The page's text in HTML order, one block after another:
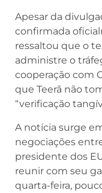
Apesar da
confirmada
ressaltou que o
administre o
cooperação com
que Teerã não
“verificação
A notícia surge
negociações
presidente dos
reunir com seu
quarta-feira,